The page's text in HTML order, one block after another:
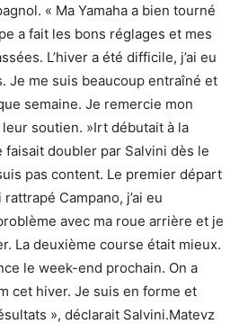
« Ma Yamaha a bien tourné
a fait les bons réglages et mes
L’hiver a été difficile, j’ai eu
Je me suis beaucoup entraîné et
semaine. Je remercie mon
soutien. »Irt débutait à la
faisait doubler par Salvini dès le
pas content. Le premier départ
Campano, j’ai eu
avec ma roue arrière et je
La deuxième course était mieux.
le week-end prochain. On a
cet hiver. Je suis en forme et
», déclarait Salvini.Matevz